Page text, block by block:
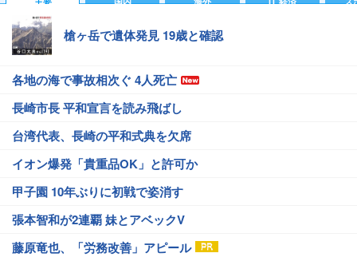
槍ヶ岳で遺体発見 19歳と確認
各地の海で事故相次ぐ 4人死亡
長崎市長 平和宣言を読み飛ばし
台湾代表、長崎の平和式典を欠席
イオン爆発「貴重品OK」と許可か
甲子園 10年ぶりに初戦で姿消す
張本智和が2連覇 妹とアベックV
藤原竜也、「労務改善」アピール